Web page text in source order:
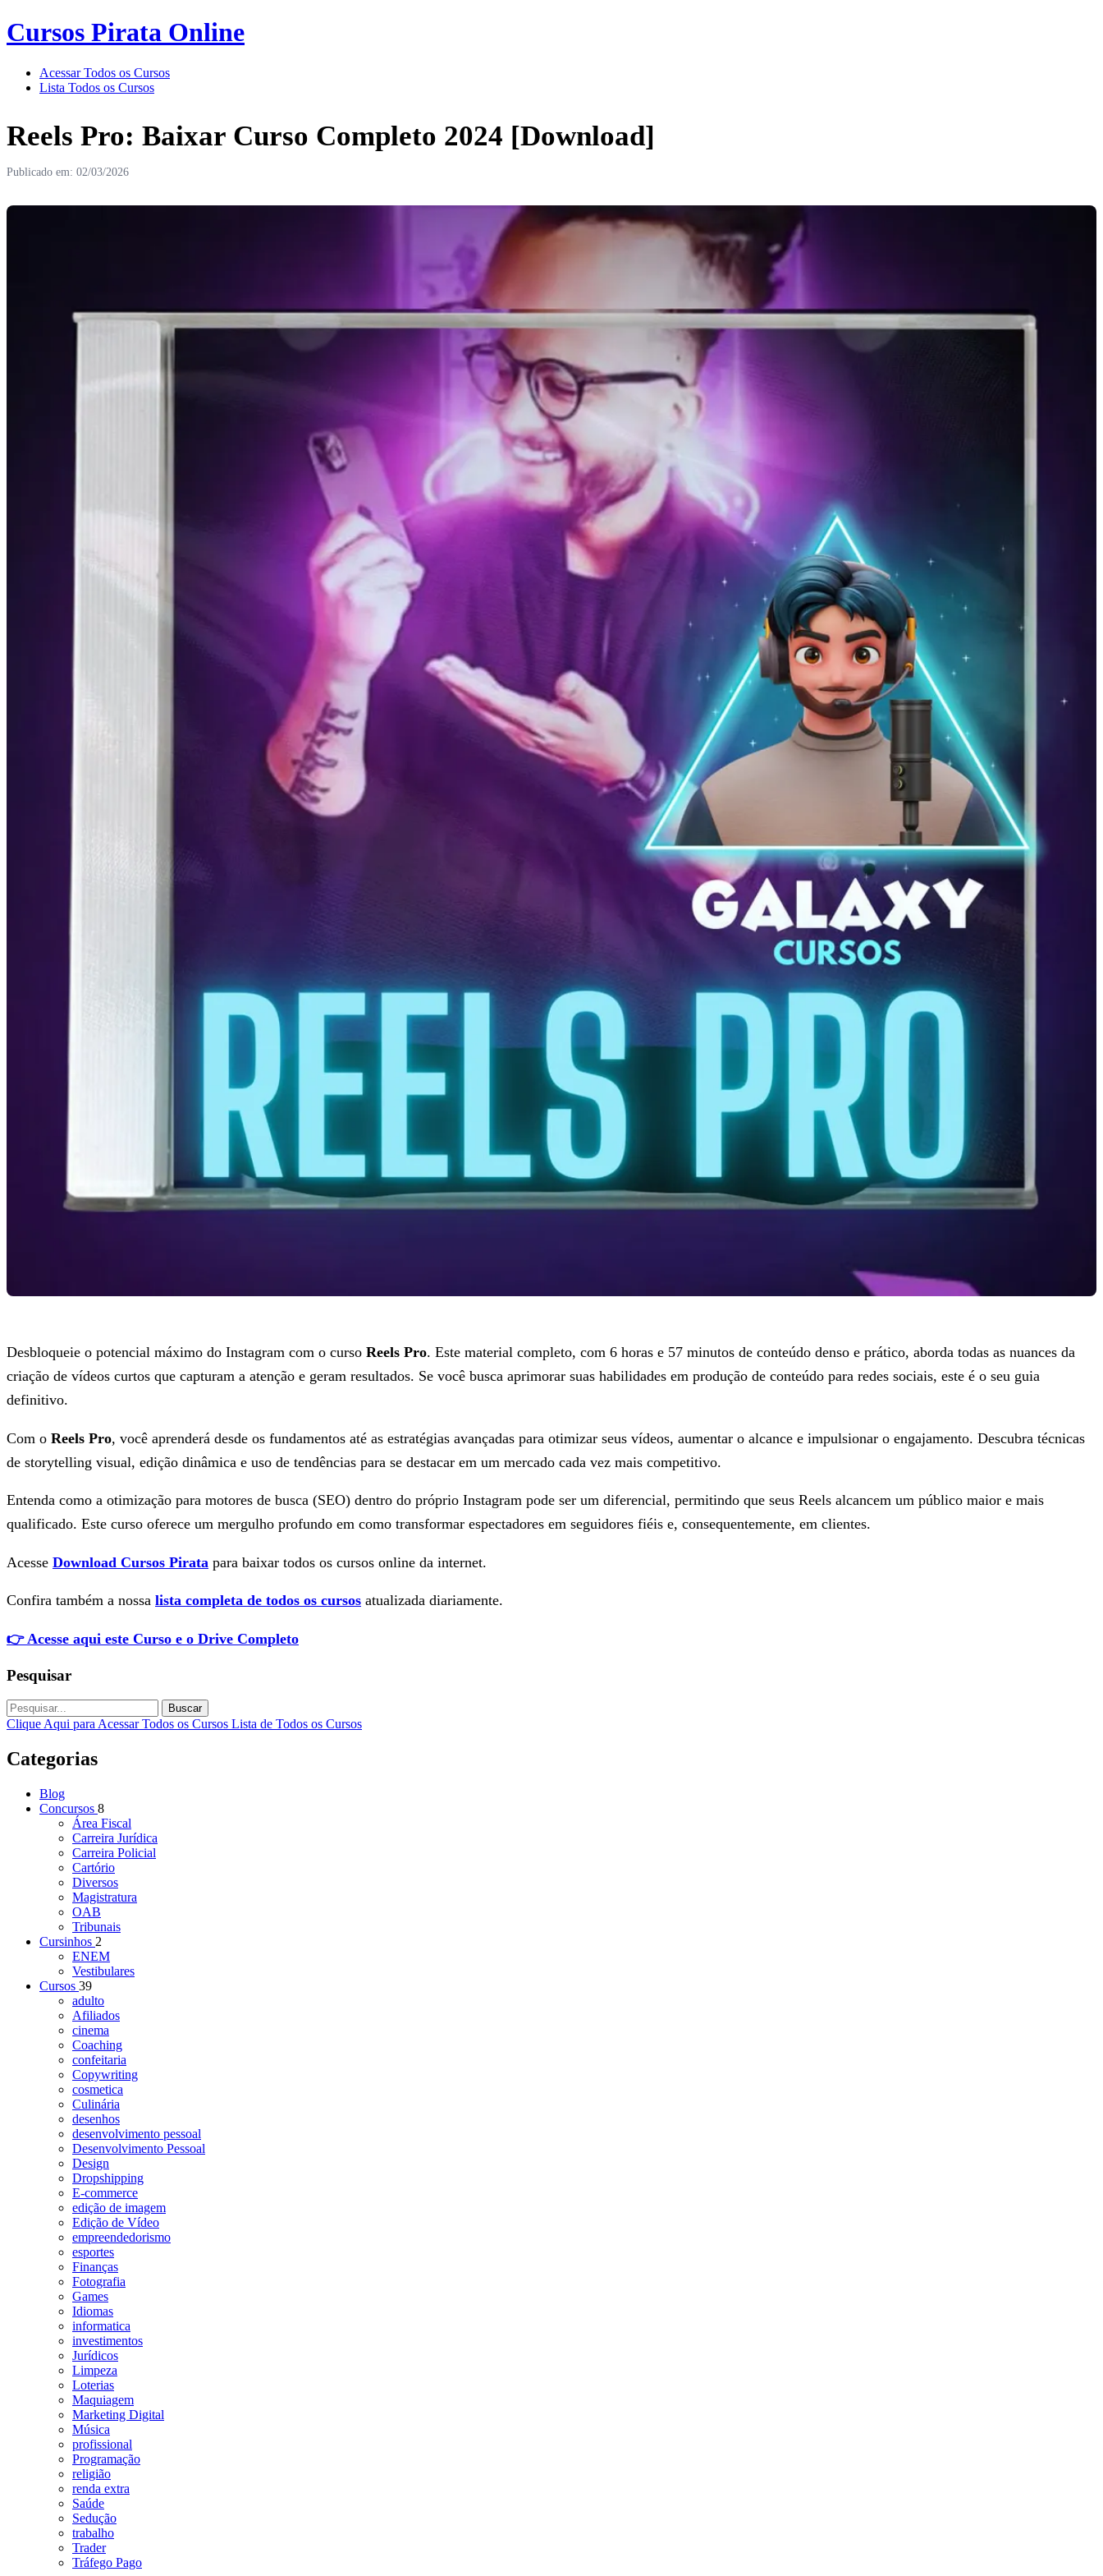
Cursos Pirata Online
Acessar Todos os Cursos
Lista Todos os Cursos
Reels Pro: Baixar Curso Completo 2024 [Download]
Publicado em: 02/03/2026
Desbloqueie o potencial máximo do Instagram com o curso Reels Pro. Este material completo, com 6 horas e 57 minutos de conteúdo denso e prático, aborda todas as nuances da
criação de vídeos curtos que capturam a atenção e geram resultados. Se você busca aprimorar suas habilidades em produção de conteúdo para redes sociais, este é o seu guia
definitivo.
Com o Reels Pro, você aprenderá desde os fundamentos até as estratégias avançadas para otimizar seus vídeos, aumentar o alcance e impulsionar o engajamento. Descubra técnicas
de storytelling visual, edição dinâmica e uso de tendências para se destacar em um mercado cada vez mais competitivo.
Entenda como a otimização para motores de busca (SEO) dentro do próprio Instagram pode ser um diferencial, permitindo que seus Reels alcancem um público maior e mais
qualificado. Este curso oferece um mergulho profundo em como transformar espectadores em seguidores fiéis e, consequentemente, em clientes.
Acesse Download Cursos Pirata para baixar todos os cursos online da internet.
Confira também a nossa lista completa de todos os cursos atualizada diariamente.
👉 Acesse aqui este Curso e o Drive Completo
Pesquisar
Buscar
Clique Aqui para Acessar Todos os Cursos Lista de Todos os Cursos
Categorias
Blog
Concursos 8
Área Fiscal
Carreira Jurídica
Carreira Policial
Cartório
Diversos
Magistratura
OAB
Tribunais
Cursinhos 2
ENEM
Vestibulares
Cursos 39
adulto
Afiliados
cinema
Coaching
confeitaria
Copywriting
cosmetica
Culinária
desenhos
desenvolvimento pessoal
Desenvolvimento Pessoal
Design
Dropshipping
E-commerce
edição de imagem
Edição de Vídeo
empreendedorismo
esportes
Finanças
Fotografia
Games
Idiomas
informatica
investimentos
Jurídicos
Limpeza
Loterias
Maquiagem
Marketing Digital
Música
profissional
Programação
religião
renda extra
Saúde
Sedução
trabalho
Trader
Tráfego Pago